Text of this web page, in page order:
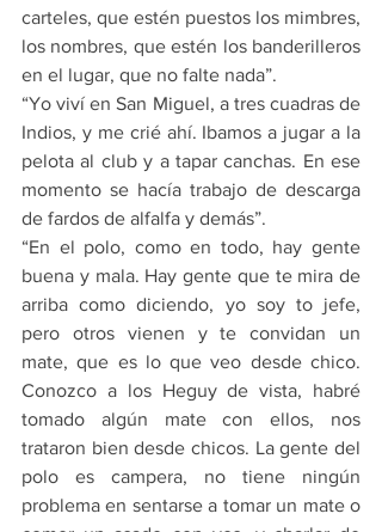
carteles, que estén puestos los mimbres,
los nombres, que estén los banderilleros
en el lugar, que no falte nada”.
“Yo viví en San Miguel, a tres cuadras de
Indios, y me crié ahí. Ibamos a jugar a la
pelota al club y a tapar canchas. En ese
momento se hacía trabajo de descarga
de fardos de alfalfa y demás”.
“En el polo, como en todo, hay gente
buena y mala. Hay gente que te mira de
arriba como diciendo, yo soy to jefe,
pero otros vienen y te convidan un
mate, que es lo que veo desde chico.
Conozco a los Heguy de vista, habré
tomado algún mate con ellos, nos
trataron bien desde chicos. La gente del
polo es campera, no tiene ningún
problema en sentarse a tomar un mate o